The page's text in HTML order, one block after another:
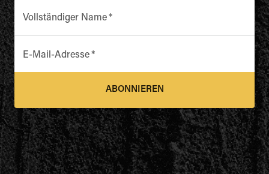
Vollständiger Name*
E-Mail-Adresse*
ABONNIEREN